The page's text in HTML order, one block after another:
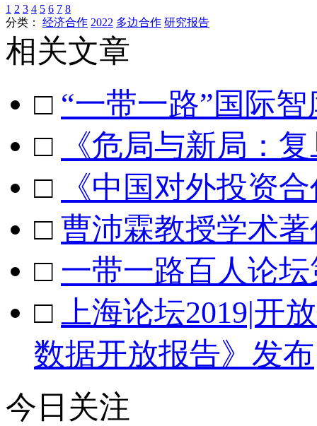
1 2 3 4 5 6 7 8
分类： 经济合作 2022 多边合作 研究报告
相关文章
□ “一带一路”国际
□
《危局与新局：
□
《中国对外投资
□ 曹沛霖教授学术
□ 一带一路百人论
□
上海论坛2019|
数据开放报告》发布
今日关注